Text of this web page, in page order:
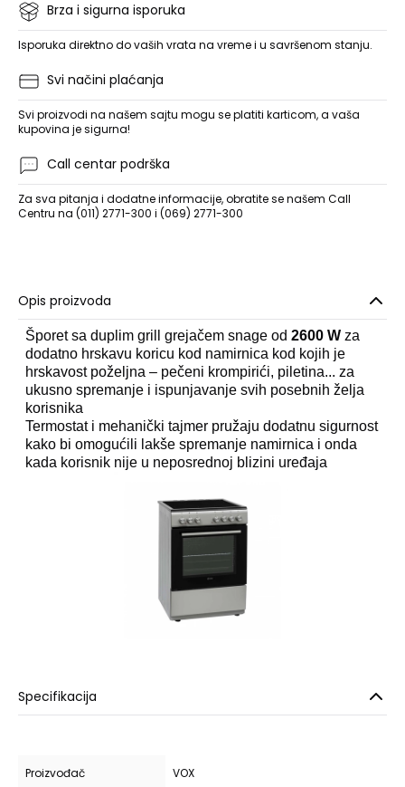
Brza i sigurna isporuka
Isporuka direktno do vaših vrata na vreme i u savršenom stanju.
Svi načini plaćanja
Svi proizvodi na našem sajtu mogu se platiti karticom, a vaša
kupovina je sigurna!
Call centar podrška
Za sva pitanja i dodatne informacije, obratite se našem Call
Centru na (011) 2771-300 i (069) 2771-300
Opis proizvoda
Šporet sa duplim grill grejačem snage od 2600 W za
dodatno hrskavu koricu kod namirnica kod kojih je
hrskavost poželjna – pečeni krompirići, piletina... za
ukusno spremanje i ispunjavanje svih posebnih želja
korisnika
Termostat i mehanički tajmer pružaju dodatnu sigurnost
kako bi omogućili lakše spremanje namirnica i onda
kada korisnik nije u neposrednoj blizini uređaja
Specifikacija
Proizvođač VOX